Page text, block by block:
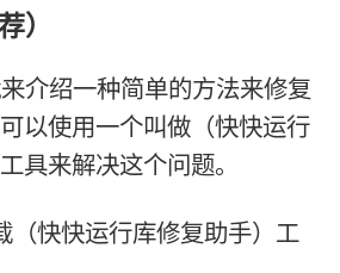
）
介绍一种简单的方法来修复
以使用一个叫做（快快运行
具来解决这个问题。
（快快运行库修复助手）工